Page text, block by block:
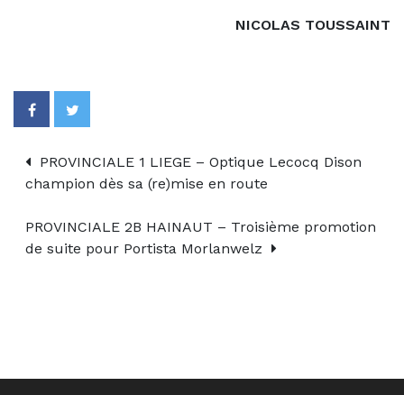
NICOLAS TOUSSAINT
PROVINCIALE 1 LIEGE – Optique Lecocq Dison
champion dès sa (re)mise en route
PROVINCIALE 2B HAINAUT – Troisième promotion
de suite pour Portista Morlanwelz